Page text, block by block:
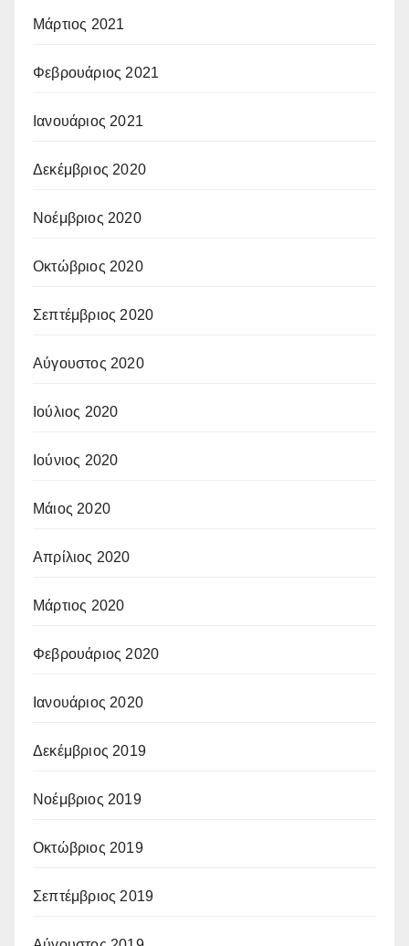
Μάρτιος 2021
Φεβρουάριος 2021
Ιανουάριος 2021
Δεκέμβριος 2020
Νοέμβριος 2020
Οκτώβριος 2020
Σεπτέμβριος 2020
Αύγουστος 2020
Ιούλιος 2020
Ιούνιος 2020
Μάιος 2020
Απρίλιος 2020
Μάρτιος 2020
Φεβρουάριος 2020
Ιανουάριος 2020
Δεκέμβριος 2019
Νοέμβριος 2019
Οκτώβριος 2019
Σεπτέμβριος 2019